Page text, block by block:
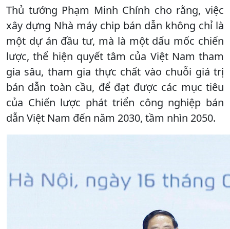
Thủ tướng Phạm Minh Chính cho rằng, việc
xây dựng Nhà máy chip bán dẫn không chỉ là
một dự án đầu tư, mà là một dấu mốc chiến
lược, thể hiện quyết tâm của Việt Nam tham
gia sâu, tham gia thực chất vào chuỗi giá trị
bán dẫn toàn cầu, để đạt được các mục tiêu
của Chiến lược phát triển công nghiệp bán
dẫn Việt Nam đến năm 2030, tầm nhìn 2050.